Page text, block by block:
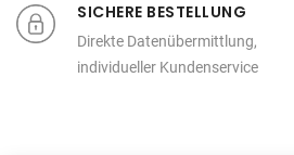
SICHERE BESTELLUNG
Direkte Datenübermittlung,
individueller Kundenservice